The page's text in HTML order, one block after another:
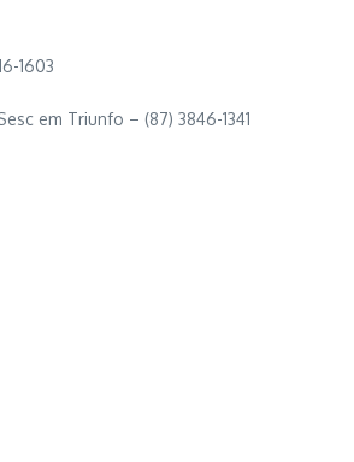
1603
em Triunfo – (87) 3846-1341